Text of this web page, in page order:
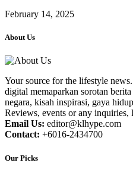
February 14, 2025
About Us
Your source for the lifestyle
digital memaparkan sorotan
negara, kisah inspirasi, gaya
Reviews, events or any inquiries,
Email Us: editor@klhype.com
Contact: +6016-2434700
Our Picks